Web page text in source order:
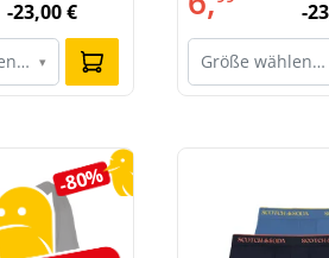
-23,00 €
▾
-
Größe wählen…
überspringen
-80%